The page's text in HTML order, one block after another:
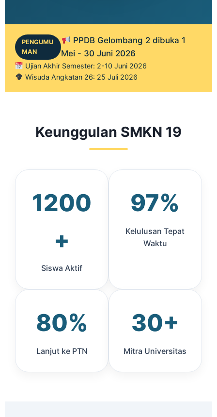
PENGUMU
MAN
PPDB Gelombang 2 dibuka 1
Mei - 30 Juni 2026
Ujian Akhir Semester: 2-10 Juni 2026
Wisuda Angkatan 26: 25 Juli 2026
Keunggulan SMKN 19
1200
+
Siswa Aktif
97%
Kelulusan Tepat
Waktu
80%
Lanjut ke PTN
30+
Mitra Universitas